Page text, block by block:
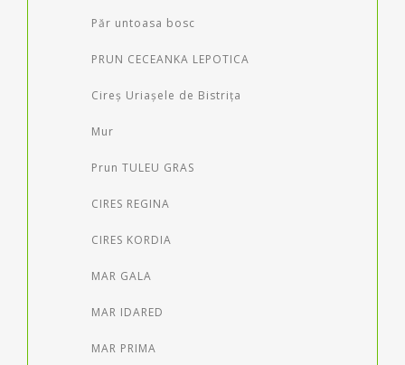
Păr untoasa bosc
PRUN CECEANKA LEPOTICA
Cireș Uriașele de Bistrița
Mur
Prun TULEU GRAS
CIRES REGINA
CIRES KORDIA
MAR GALA
MAR IDARED
MAR PRIMA